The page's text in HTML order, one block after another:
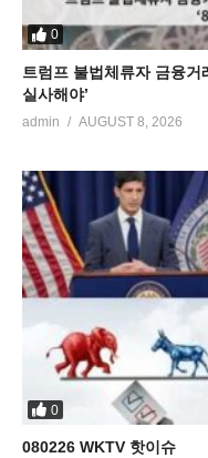
0
트럼프 불법체류자 금융거
실사해야’
admin AUGUST 8, 2026
0
080226 WKTV 핫이슈